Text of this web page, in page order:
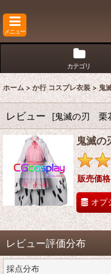
メニュー
カテゴリ
ホーム > か行 コスプレ衣装 > 鬼
レビュー [鬼滅の刃 栗
鬼滅
販売価格
オプ
レビュー評価分布
採点分布